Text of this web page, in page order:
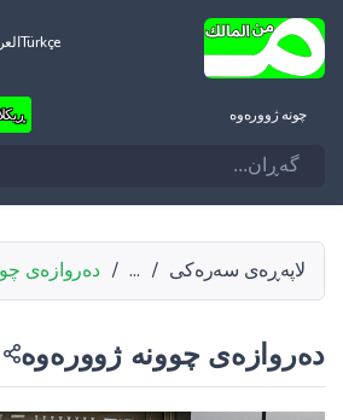
Türkçe
چونه‌ ژووره‌وه‌
لاپەڕەی سەرەکی /
...
/ دەروازەی
دەروازەی چوونە ژوورەوە